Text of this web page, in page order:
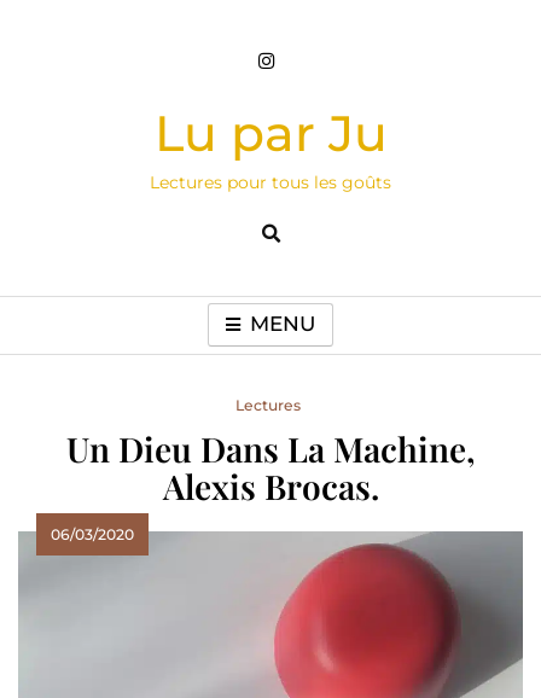
Lu par Ju
Lectures pour tous les goûts
MENU
Lectures
Un Dieu Dans La Machine,
Alexis Brocas.
06/03/2020